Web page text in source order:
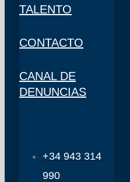
TALENTO
CONTACTO
CANAL DE
DENUNCIAS
+34 943 314
990